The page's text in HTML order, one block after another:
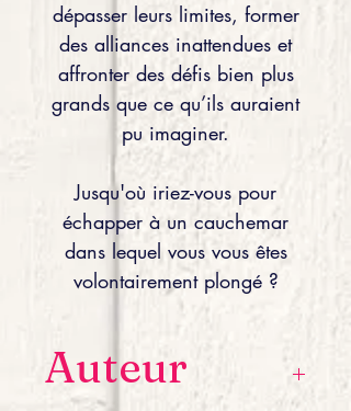
dépasser leurs limites, former
des alliances inattendues et
affronter des défis bien plus
grands que ce qu’ils auraient
pu imaginer.
Jusqu'où iriez-vous pour
échapper à un cauchemar
dans lequel vous vous êtes
volontairement plongé ?
Auteur